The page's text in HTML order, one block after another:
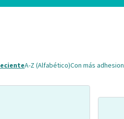
4
A-Z (Alfabético)Con más